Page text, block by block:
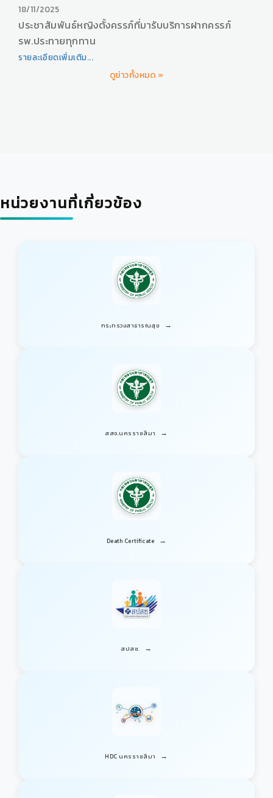
18/11/2025
ประชาสัมพันธ์หญิงตั้งครรภ์ที่มารับบริการฝากครรภ์
รพ.ประทายทุกทาน
รายละเอียดเพิ่มเติม...
ดูข่าวทั้งหมด »
หน่วยงานที่เกี่ยวข้อง
กระทรวงสาธารณสุข →
สสจ.นครราชสีมา →
Death Certificate →
สปสช. →
HDC นครราชสีมา →